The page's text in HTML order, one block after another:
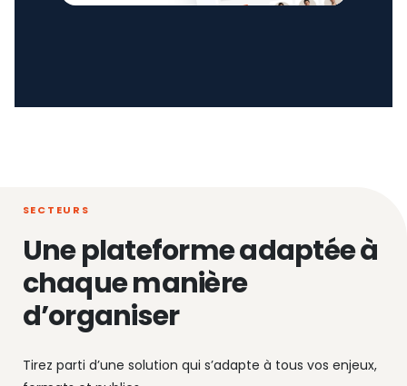
SECTEURS
Une plateforme adaptée à
chaque manière
d’organiser
Tirez parti d’une solution qui s’adapte à tous vos enjeux,